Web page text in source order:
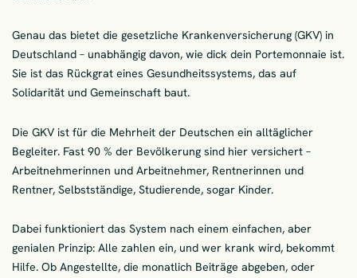
Genau das bietet die gesetzliche Krankenversicherung (GKV) in
Deutschland – unabhängig davon, wie dick dein Portemonnaie ist.
Sie ist das Rückgrat eines Gesundheitssystems, das auf
Solidarität und Gemeinschaft baut.
Die GKV ist für die Mehrheit der Deutschen ein alltäglicher
Begleiter. Fast 90 % der Bevölkerung sind hier versichert –
Arbeitnehmerinnen und Arbeitnehmer, Rentnerinnen und
Rentner, Selbstständige, Studierende, sogar Kinder.
Dabei funktioniert das System nach einem einfachen, aber
genialen Prinzip: Alle zahlen ein, und wer krank wird, bekommt
Hilfe. Ob Angestellte, die monatlich Beiträge abgeben, oder